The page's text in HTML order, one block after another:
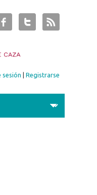
sesión |Registrarse
aquí